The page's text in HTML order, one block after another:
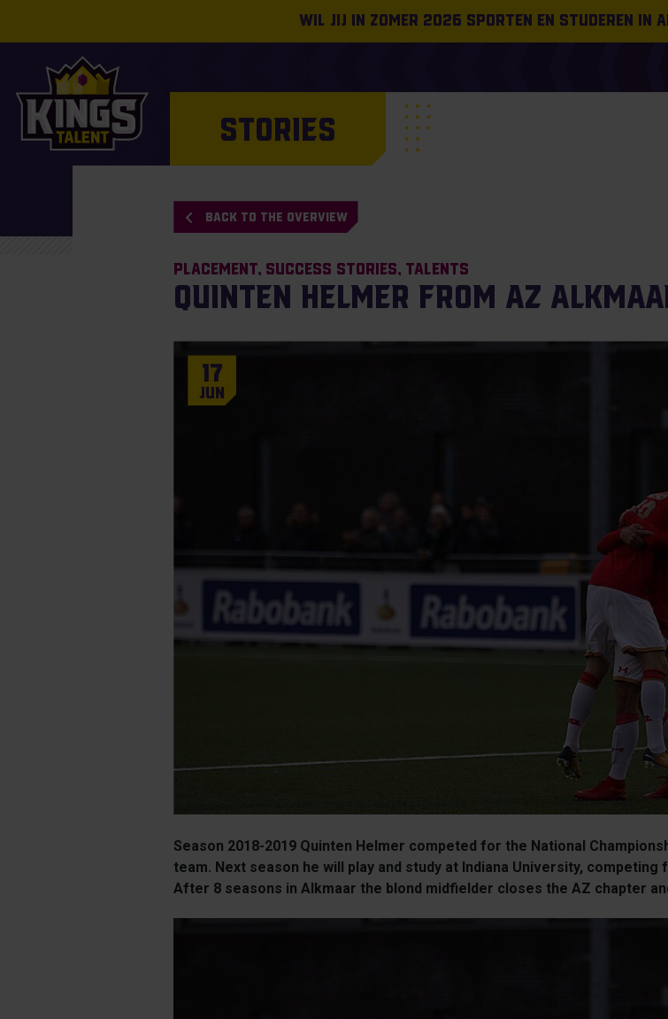
Wil jij in zomer 2026 sporten en studeren in
STORIES
BACK TO THE OVERVIEW
Placement Success Stories Talents
Quinten Helmer from AZ
17
Jun
Season 2018-2019 Quinten Helmer competed for the National
team. Next season he will play and study at Indiana University,
After 8 seasons in Alkmaar the blond midfielder closes the AZ chapter